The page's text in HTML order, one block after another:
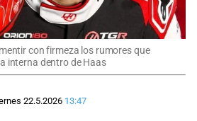
con firmeza los rumores que
interna dentro de Haas
22.5.2026 13:47